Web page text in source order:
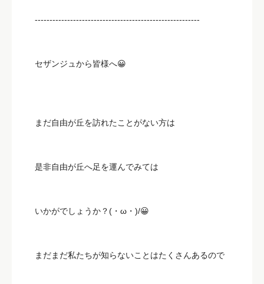
--------------------------------------------------------
セザンジュから皆様へ😀
まだ自由が丘を訪れたことがない方は
是非自由が丘へ足を運んでみては
いかがでしょうか？(・ω・)/😀
まだまだ私たちが知らないことはたくさんあるので